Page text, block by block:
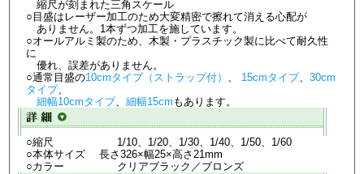
縮尺が刻まれた三角スケール
○目盛はレーザー加工のため大変精密で擦れて消える心配が
ありません。1本ずつ加工を施しています。
○オールアルミ製のため、木製・プラスチック製に比べて耐久性
に
優れ、誤差がありません。
○通常目盛の10cmタイプ（ストラップ付） 、 15cmタイプ、30cm
タイプ、
細幅10cmタイプ、細幅15cm もあります。
○縮尺 1/10、1/20、1/30、1/40、1/50、1/60
○本体サイズ 長さ326×幅25×高さ21mm
○カラー クリアブラック／ブロンズ